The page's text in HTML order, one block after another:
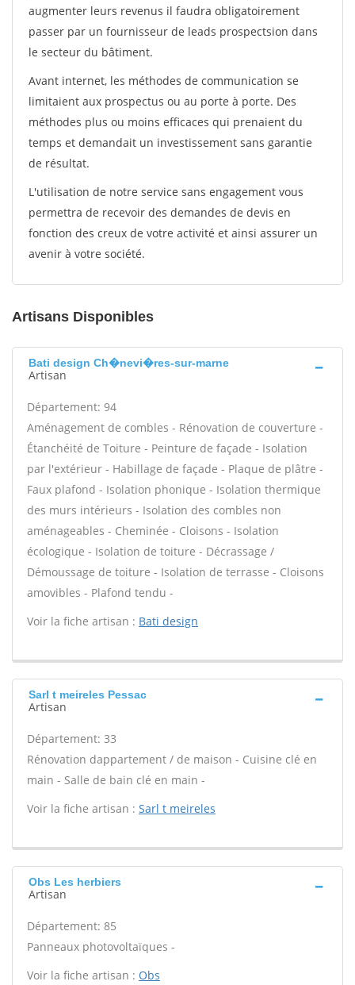
augmenter leurs revenus il faudra obligatoirement
passer par un fournisseur de leads prospectsion dans
le secteur du bâtiment.
Avant internet, les méthodes de communication se
limitaient aux prospectus ou au porte à porte. Des
méthodes plus ou moins efficaces qui prenaient du
temps et demandait un investissement sans garantie
de résultat.
L'utilisation de notre service sans engagement vous
permettra de recevoir des demandes de devis en
fonction des creux de votre activité et ainsi assurer un
avenir à votre société.
Artisans Disponibles
Bati design Ch�nevi�res-sur-marne
Artisan
Département: 94
Aménagement de combles - Rénovation de couverture -
Étanchéité de Toiture - Peinture de façade - Isolation
par l'extérieur - Habillage de façade - Plaque de plâtre -
Faux plafond - Isolation phonique - Isolation thermique
des murs intérieurs - Isolation des combles non
aménageables - Cheminée - Cloisons - Isolation
écologique - Isolation de toiture - Décrassage /
Démoussage de toiture - Isolation de terrasse - Cloisons
amovibles - Plafond tendu -
Voir la fiche artisan : Bati design
Sarl t meireles Pessac
Artisan
Département: 33
Rénovation dappartement / de maison - Cuisine clé en
main - Salle de bain clé en main -
Voir la fiche artisan : Sarl t meireles
Obs Les herbiers
Artisan
Département: 85
Panneaux photovoltaïques -
Voir la fiche artisan : Obs